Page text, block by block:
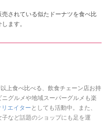
されている似たドーナツを食べ比
ます。
上食べ比べる、飲食チェーン店お持
グルメや地域スーパーグルメも楽
エイター としても活動中。また、
など話題のショップにも足を運